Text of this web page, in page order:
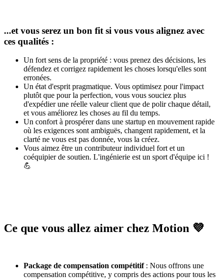
...et vous serez un bon fit si vous vous alignez avec
ces qualités :
Un fort sens de la propriété : vous prenez des décisions, les
défendez et corrigez rapidement les choses lorsqu'elles sont
erronées.
Un état d'esprit pragmatique. Vous optimisez pour l'impact
plutôt que pour la perfection, vous vous souciez plus
d'expédier une réelle valeur client que de polir chaque détail,
et vous améliorez les choses au fil du temps.
Un confort à prospérer dans une startup en mouvement rapide
où les exigences sont ambiguës, changent rapidement, et la
clarté ne vous est pas donnée, vous la créez.
Vous aimez être un contributeur individuel fort et un
coéquipier de soutien. L'ingénierie est un sport d'équipe ici !
💪
Ce que vous allez aimer chez Motion 💜
Package de compensation compétitif: Nous offrons une
compensation compétitive, y compris des actions pour tous les